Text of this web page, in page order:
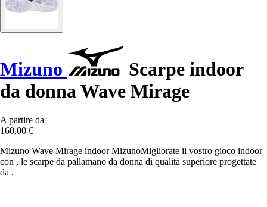
Mizuno
Scarpe indoor
da donna Wave Mirage
A partire da
160,00 €
Mizuno Wave Mirage indoor MizunoMigliorate il vostro gioco indoor
con , le scarpe da pallamano da donna di qualità superiore progettate
da .